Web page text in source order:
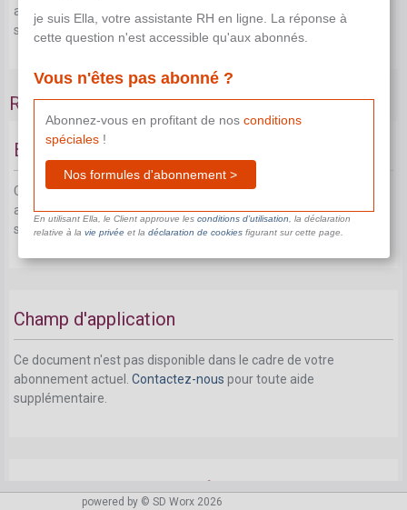
abonnement actuel.
Contactez-nous
pour toute aide
supplémentaire.
Remise AIP
Base légale
Ce document n'est pas disponible dans le cadre de votre
abonnement actuel.Contactez-nouspour toute aide
supplémentaire.
Champ d'application
Ce document n'est pas disponible dans le cadre de votre
abonnement actuel. Contactez-nous pour toute aide
supplémentaire.
De quelle rémunération faut-il tenir compte?
powered by © SD Worx 2026
je suis Ella, votre assistante RH en ligne. La réponse à
cette question n'est accessible qu'aux abonnés.
Vous n'êtes pas abonné ?
Abonnez-vous en profitant de nos conditions
spéciales!
Nos formules d'abonnement >
En utilisant Ella, le Client approuve les conditions d’utilisation , la déclaration
relative à la vie privéeet la déclaration de cookiesfigurant sur cette page.